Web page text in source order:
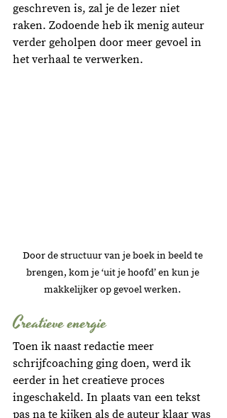
geschreven is, zal je de lezer niet
raken. Zodoende heb ik menig auteur
verder geholpen door meer gevoel in
het verhaal te verwerken.
Door de structuur van je boek in beeld te
brengen, kom je ‘uit je hoofd’ en kun je
makkelijker op gevoel werken.
Creatieve energie
Toen ik naast redactie meer
schrijfcoaching ging doen, werd ik
eerder in het creatieve proces
ingeschakeld. In plaats van een tekst
pas na te kijken als de auteur klaar was